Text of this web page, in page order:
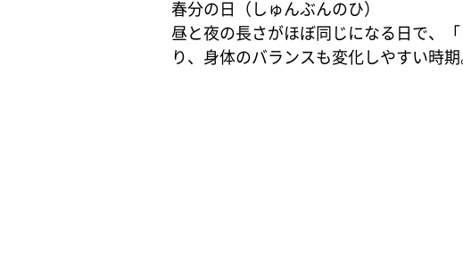
春分の日（しゅんぶんのひ）
昼と夜の長さがほぼ同じになる日で、
り、身体のバランスも変化しやすい時